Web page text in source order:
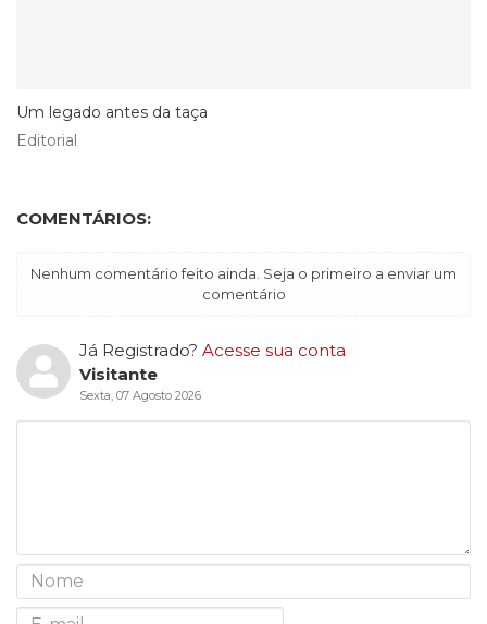
Um legado antes da taça
Editorial
COMENTÁRIOS:
Nenhum comentário feito ainda. Seja o primeiro a enviar um
comentário
Já Registrado? Acesse sua conta
Visitante
Sexta, 07 Agosto 2026